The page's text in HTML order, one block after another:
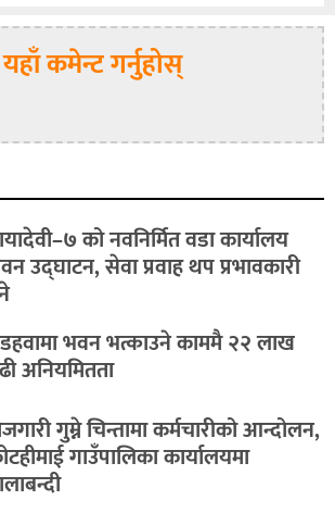
यहाँ कमेन्ट गर्नुहोस्
को नवनिर्मित वडा कार्यालय
उद्घाटन, सेवा प्रवाह थप प्रभावकारी
भवन भत्काउने काममै २२ लाख
अनियमितता
गुम्ने चिन्तामा कर्मचारीको आन्दोलन,
गाउँपालिका कार्यालयमा